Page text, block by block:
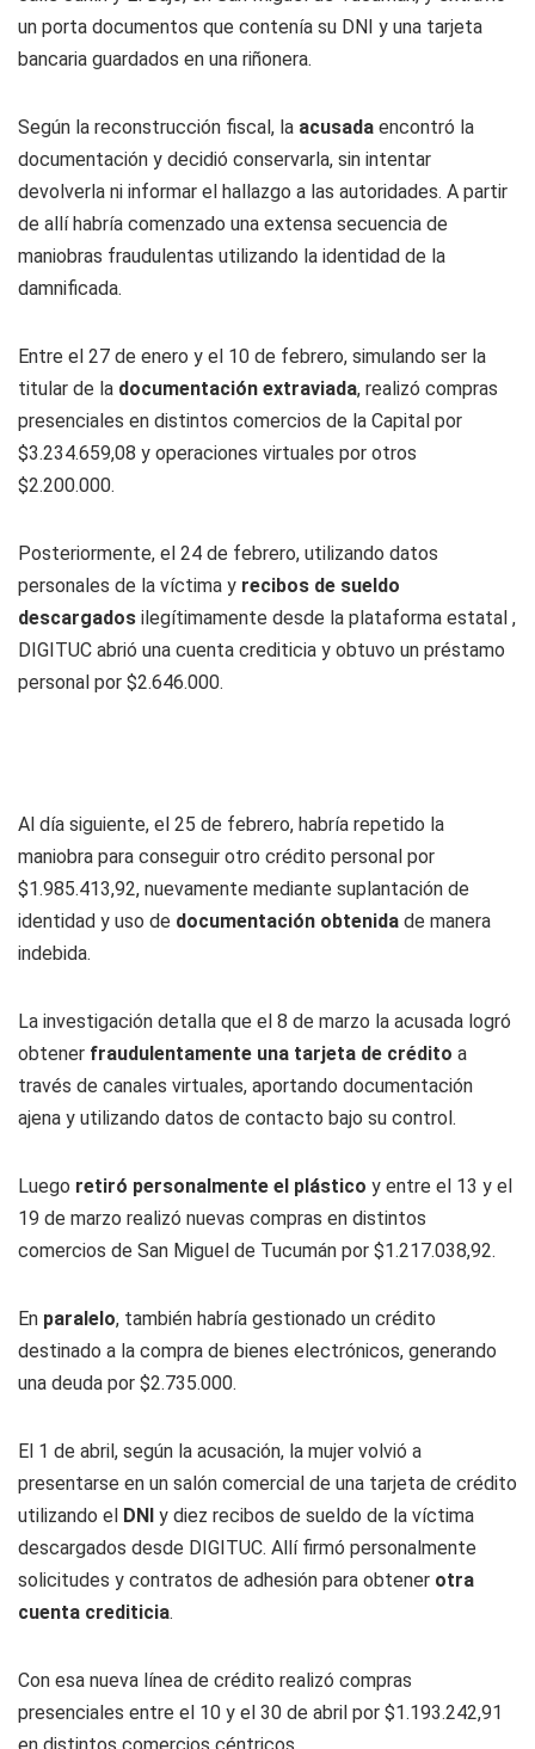
un porta documentos que contenía su DNI y una tarjeta
bancaria guardados en una riñonera.
Según la reconstrucción fiscal, la acusada encontró la
documentación y decidió conservarla, sin intentar
devolverla ni informar el hallazgo a las autoridades. A partir
de allí habría comenzado una extensa secuencia de
maniobras fraudulentas utilizando la identidad de la
damnificada.
Entre el 27 de enero y el 10 de febrero, simulando ser la
titular de la documentación extraviada, realizó compras
presenciales en distintos comercios de la Capital por
$3.234.659,08 y operaciones virtuales por otros
$2.200.000.
Posteriormente, el 24 de febrero, utilizando datos
personales de la víctima y recibos de sueldo
descargados ilegítimamente desde la plataforma estatal ,
DIGITUC abrió una cuenta crediticia y obtuvo un préstamo
personal por $2.646.000.
Al día siguiente, el 25 de febrero, habría repetido la
maniobra para conseguir otro crédito personal por
$1.985.413,92, nuevamente mediante suplantación de
identidad y uso de documentación obtenida de manera
indebida.
La investigación detalla que el 8 de marzo la acusada logró
obtener fraudulentamente una tarjeta de crédito a
través de canales virtuales, aportando documentación
ajena y utilizando datos de contacto bajo su control.
Luego retiró personalmente el plástico y entre el 13 y el
19 de marzo realizó nuevas compras en distintos
comercios de San Miguel de Tucumán por $1.217.038,92.
En paralelo, también habría gestionado un crédito
destinado a la compra de bienes electrónicos, generando
una deuda por $2.735.000.
El 1 de abril, según la acusación, la mujer volvió a
presentarse en un salón comercial de una tarjeta de crédito
utilizando el DNI y diez recibos de sueldo de la víctima
descargados desde DIGITUC. Allí firmó personalmente
solicitudes y contratos de adhesión para obtener otra
cuenta crediticia.
Con esa nueva línea de crédito realizó compras
presenciales entre el 10 y el 30 de abril por $1.193.242,91